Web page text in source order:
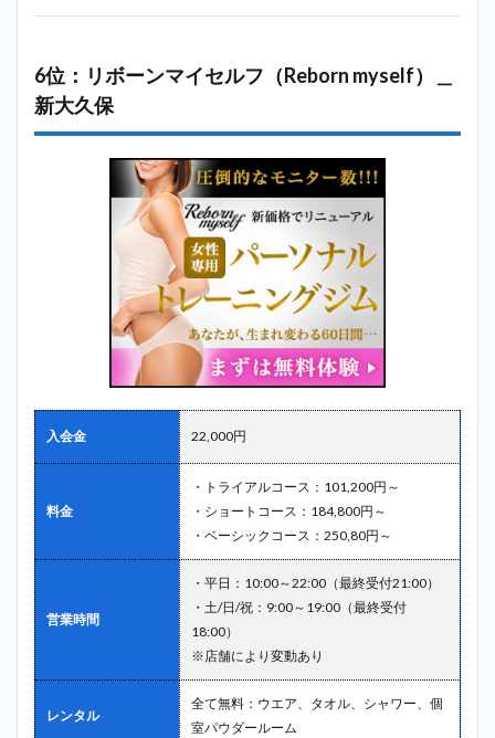
6位：リボーンマイセルフ（Reborn myself）＿
新大久保
入会金 22,000円
料金
・トライアルコース：101,200円～
・ショートコース：184,800円～
・ベーシックコース：250,80円～
営業時間
・平日：10:00～22:00（最終受付21:00）
・土/日/祝：9:00～19:00（最終受付
18:00）
※店舗により変動あり
レンタル
全て無料：ウエア、タオル、シャワー、個
室パウダールーム